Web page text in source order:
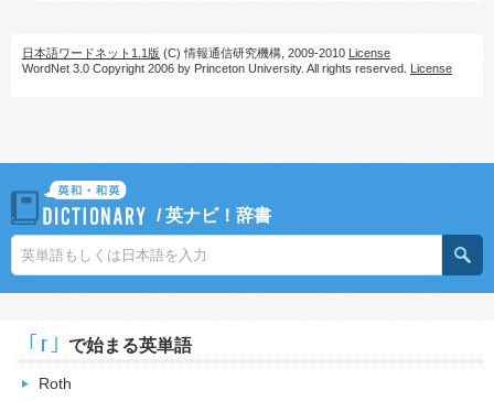
日本語ワードネット1.1版 (C) 情報通信研究機構, 2009-2010 License
WordNet 3.0 Copyright 2006 by Princeton University. All rights reserved. License
/英ナビ！辞書
｢r｣ で始まる英単語
Roth